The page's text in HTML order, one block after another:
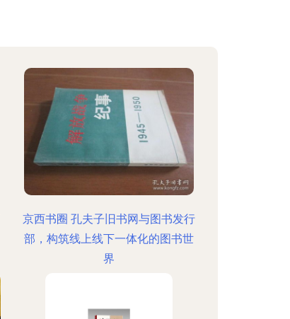
京西书圈 孔夫子旧书网与图书发行
部，构筑线上线下一体化的图书世
界